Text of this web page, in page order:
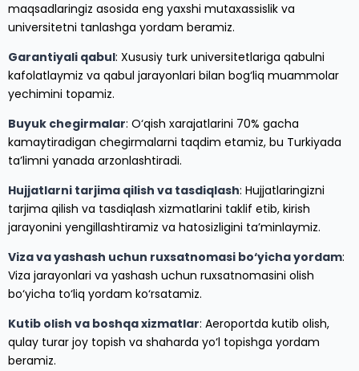
maqsadlaringiz asosida eng yaxshi mutaxassislik va
universitetni tanlashga yordam beramiz.
Garantiyali qabul: Xususiy turk universitetlariga qabulni
kafolatlaymiz va qabul jarayonlari bilan bog‘liq muammolar
yechimini topamiz.
Buyuk chegirmalar: O‘qish xarajatlarini 70% gacha
kamaytiradigan chegirmalarni taqdim etamiz, bu Turkiyada
ta’limni yanada arzonlashtiradi.
Hujjatlarni tarjima qilish va tasdiqlash: Hujjatlaringizni
tarjima qilish va tasdiqlash xizmatlarini taklif etib, kirish
jarayonini yengillashtiramiz va hatosizligini ta’minlaymiz.
Viza va yashash uchun ruxsatnomasi bo‘yicha yordam:
Viza jarayonlari va yashash uchun ruxsatnomasini olish
bo‘yicha to‘liq yordam ko‘rsatamiz.
Kutib olish va boshqa xizmatlar: Aeroportda kutib olish,
qulay turar joy topish va shaharda yo‘l topishga yordam
beramiz.